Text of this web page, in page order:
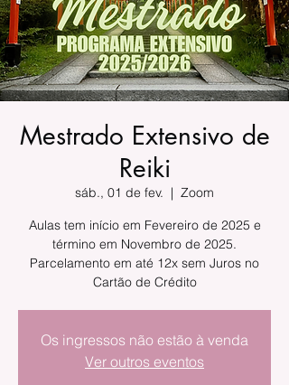
Mestrado Extensivo de
Reiki
sáb., 01 de fev.
  |
Zoom
Aulas tem início em Fevereiro de 2025 e
término em Novembro de 2025.
Parcelamento em até 12x sem Juros no
Cartão de Crédito
Os ingressos não estão à venda
Ver outros eventos